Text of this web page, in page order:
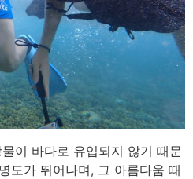
이 바다로 유입되지 않기 때문
도가 뛰어나며, 그 아름다움 때